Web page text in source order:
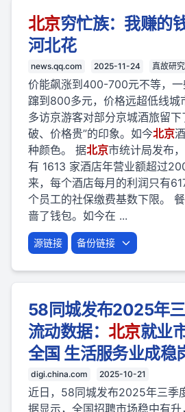
北京穷忙族：我赚的
河北花
news.qq.com 2025-11-24 真故研
价能飙涨到400-700元不等，一
蹿到800多元，价格远超低线城
多访京游客对部分京城酒旅留下
破、价格贵”的印象。如今北京
种颜色。 据北京市统计局发布
有 1613 家酒店年营业额超过
来，每个酒店每月的利润只有
个员工的社保缴费基数下限。
啬了钱包。如今在 ...
源链接 备份链接
58同城发布2025年
流动数据： 北京就业
全国 生活服务业成稳
digi.china.com 2025-10-21
近日，58同城发布2025年三季
据显示，全国招聘市场稳中有